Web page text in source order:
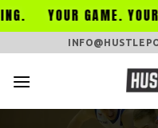
YOUR GAME. YOUR
content